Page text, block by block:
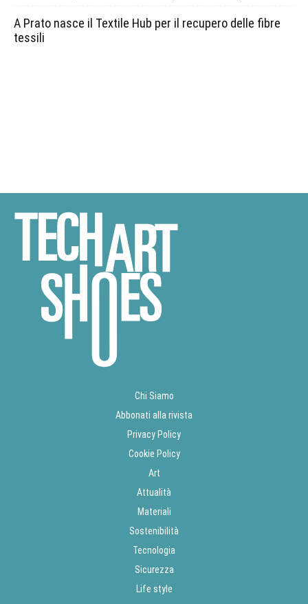
A Prato nasce il Textile Hub per il recupero delle fibre
tessili
Chi Siamo
Abbonati alla rivista
Privacy Policy
Cookie Policy
Art
Attualità
Materiali
Sostenibilità
Tecnologia
Sicurezza
Life style